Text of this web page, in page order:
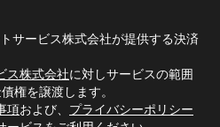
サービス株式会社が提供する決済
ス株式会社に対しサービスの範囲
権を譲渡します。
項および、 プライバシーポリシー